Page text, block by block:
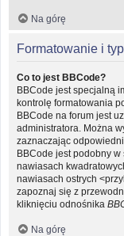
Na górę
Formatowanie i
Co to jest BBCode?
BBCode jest specjalną
kontrolę formatowania
BBCode na forum jest
administratora. Można
zaznaczając
BBCode jest podobny w
nawiasach
nawiasach ostrych
zapoznaj się z
kliknięciu odnośnika
Na górę